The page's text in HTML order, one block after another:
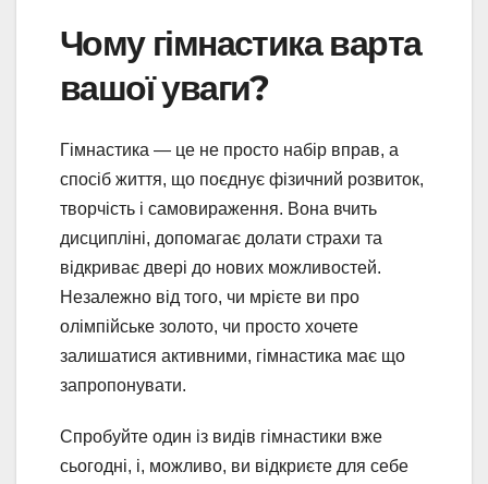
Чому гімнастика варта
вашої уваги?
Гімнастика — це не просто набір вправ, а
спосіб життя, що поєднує фізичний розвиток,
творчість і самовираження. Вона вчить
дисципліні, допомагає долати страхи та
відкриває двері до нових можливостей.
Незалежно від того, чи мрієте ви про
олімпійське золото, чи просто хочете
залишатися активними, гімнастика має що
запропонувати.
Спробуйте один із видів гімнастики вже
сьогодні, і, можливо, ви відкриєте для себе